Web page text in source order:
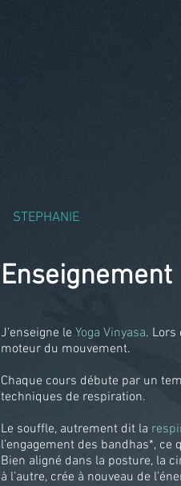
STEPHANIE
Enseignement
J'enseigne le Yoga Vinyasa. Lors
moteur du mouvement.
Chaque cours débute par un
techniques de respiration.
Le souffle, autrement dit la
l’engagement des bandhas*,
Bien aligné dans la posture, la
à l’autre, crée à nouveau de